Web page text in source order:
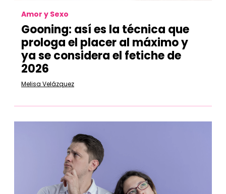
Amor y Sexo
Gooning: así es la técnica que
prologa el placer al máximo y
ya se considera el fetiche de
2026
Melisa Velázquez